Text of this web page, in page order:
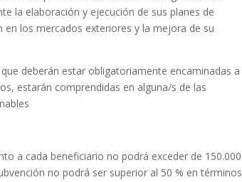
la elaboración y ejecución de sus planes de
los mercados exteriores y la mejora de su
deberán estar obligatoriamente encaminadas a
estarán comprendidas en alguna/s de las
a cada beneficiario no podrá exceder de 150.000
no podrá ser superior al 50 % en términos